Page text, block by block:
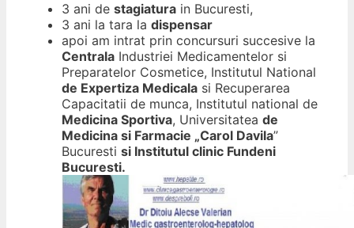
3 ani de stagiatura in Bucuresti,
3 ani la tara la dispensar
apoi am intrat prin concursuri succesive la
Centrala Industriei Medicamentelor si
Preparatelor Cosmetice, Institutul National
de Expertiza Medicala si Recuperarea
Capacitatii de munca, Institutul national de
Medicina Sportiva, Universitatea de
Medicina si Farmacie „Carol Davila”
Bucuresti si Institutul clinic Fundeni
Bucuresti.